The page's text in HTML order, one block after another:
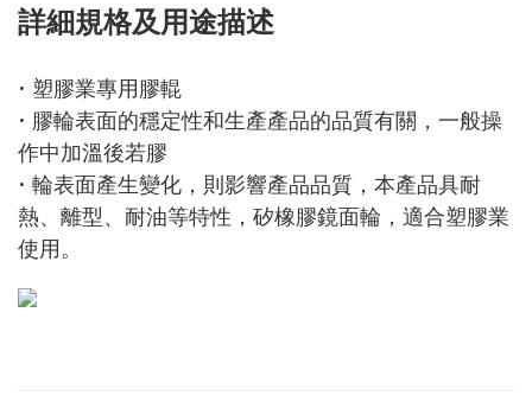
詳細規格及用途描述
• 塑膠業專用膠輥
• 膠輪表面的穩定性和生產產品的品質有關，一般操
作中加溫後若膠
• 輪表面產生變化，則影響產品品質，本產品具耐
熱、離型、耐油等特性，矽橡膠鏡面輪，適合塑膠業
使用。